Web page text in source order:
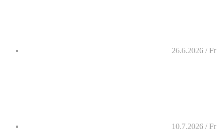
26.6.2026 / Fr
10.7.2026 / Fr